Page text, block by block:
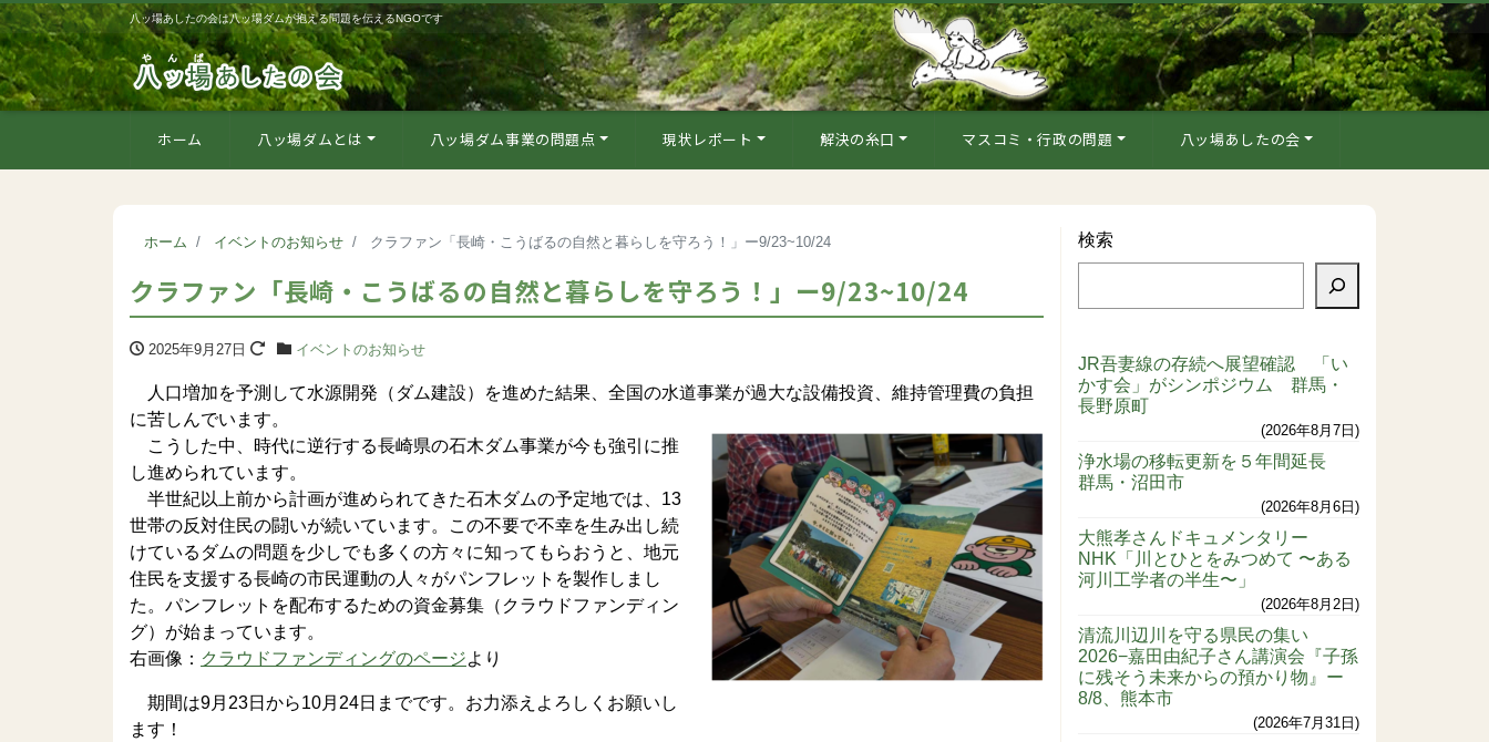
八ッ場あしたの会は八ッ場ダムが抱える問題を伝えるNGOです
ホーム 八ッ場ダムとは 八ッ場ダム事業の問題点 現状レポート 解決の糸口 マスコミ・行政の問題 八ッ場あしたの会
ホーム イベントのお知らせ クラファン「長崎・こうばるの自然と暮らしを守ろう！」ー9/23~10/24
クラファン「長崎・こうばるの自然と暮らしを守ろう！」ー9/23~10/24
2025年9月27日 イベントのお知らせ
人口増加を予測して水源開発（ダム建設）を進めた結果、全国の水道事業が過大な設備投資、維持管理費の負担
に苦しんでいます。
こうした中、時代に逆行する長崎県の石木ダム事業が今も強引に推
し進められています。
半世紀以上前から計画が進められてきた石木ダムの予定地では、13
世帯の反対住民の闘いが続いています。この不要で不幸を生み出し続
けているダムの問題を少しでも多くの方々に知ってもらおうと、地元
住民を支援する長崎の市民運動の人々がパンフレットを製作しまし
た。パンフレットを配布するための資金募集（クラウドファンディン
グ）が始まっています。
右画像： クラウドファンディングのページより
期間は9月23日から10月24日までです。お力添えよろしくお願いし
ます！
検索
JR吾妻線の存続へ展望確認 「い
かす会」がシンポジウム 群馬・
長野原町
2026年8月7日
浄水場の移転更新を５年間延長
群馬・沼田市
2026年8月6日
大熊孝さんドキュメンタリー
NHK「川とひとをみつめて 〜ある
河川工学者の半生〜」
2026年8月2日
清流川辺川を守る県民の集い
2026−嘉田由紀子さん講演会『子孫
に残そう未来からの預かり物』ー
8/8、熊本市
2026年7月31日